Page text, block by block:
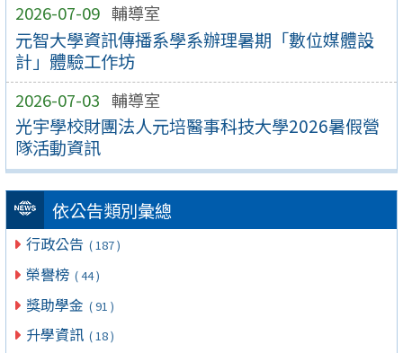
2026-07-09 輔導室
元智大學資訊傳播系學系辦理暑期「數位媒體設
計」體驗工作坊
2026-07-03 輔導室
光宇學校財團法人元培醫事科技大學2026暑假營
隊活動資訊
依公告類別彙總
行政公告 ( 187 )
榮譽榜 ( 44 )
獎助學金 ( 91 )
升學資訊 ( 18 )